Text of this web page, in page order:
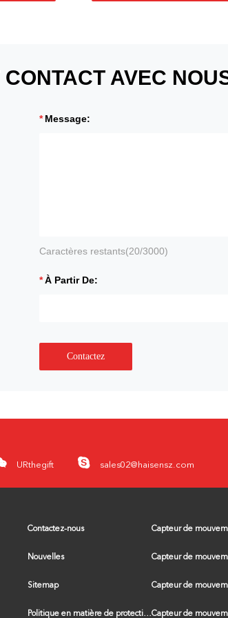
CONTACT AVEC
Message:
Caractères restants(20/3000)
À Partir De:
Contactez
URthegift sales02@haisensz.com
Contactez-nous
Nouvelles
Sitemap
Politique en matière de protection de la vie privée